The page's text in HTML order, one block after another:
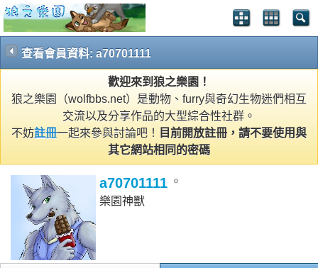
查看會員資料: a70701111
歡迎來到狼之樂園！
狼之樂園（wolfbbs.net）是動物、furry與奇幻生物迷們相互
交流以及分享作品的大型綜合性社群。
不妨註冊一起來參與討論吧！
目前開放註冊，請不要使用與
其它網站相同的密碼
a70701111
樂園神獸